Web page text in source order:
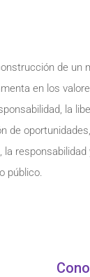
de un
en los
la
de
público.